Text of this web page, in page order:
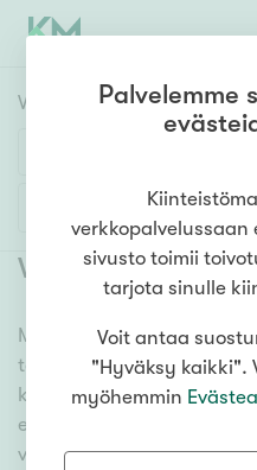
Vuokrakohteet
1h 2h
Asuntotyyppi
Kerros-/luhtitalo
Rivitalo/paritalo
Omakoti-/erillistalo
Lisää hakuehtoja
Vuokrattavat
Meiltä löydät vuokrattavat
tarpeesi mikä vain!
kiinteistönvälittäjien
elämäsi tärkeimmässä
vuokrattavat asunnot
Palvelemme
verkkopalvelussaan
sivusto toimii
tarjota sinulle
Voit antaa
"Hyväksy kaikki".
myöhemmin